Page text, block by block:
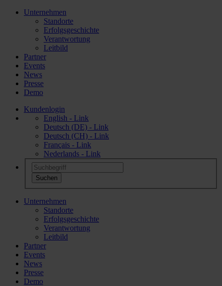
Unternehmen
Standorte
Erfolgsgeschichte
Verantwortung
Leitbild
Partner
Events
News
Presse
Demo
Kundenlogin
English - Link
Deutsch (DE) - Link
Deutsch (CH) - Link
Français - Link
Nederlands - Link
Unternehmen
Standorte
Erfolgsgeschichte
Verantwortung
Leitbild
Partner
Events
News
Presse
Demo